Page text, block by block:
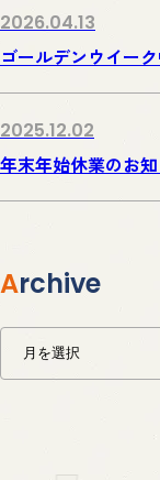
2026.04.13
ゴールデンウイー
2025.12.02
年末年始休業のお
Archive